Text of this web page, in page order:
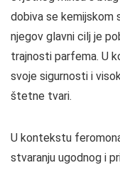
dobiva se kemijskom
njegov glavni cilj je
trajnosti parfema. U
svoje sigurnosti i
štetne tvari.
U kontekstu
stvaranju ugodnog i